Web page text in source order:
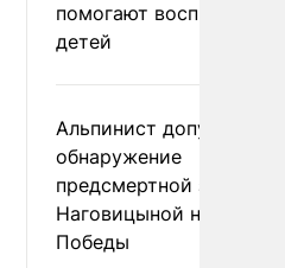
помогают воспитывать
детей
Альпинист допустил
обнаружение
предсмертной записки
Наговицыной на пике
Победы